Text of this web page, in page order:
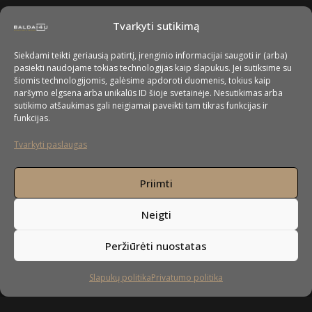
Tvarkyti sutikimą
Siekdami teikti geriausią patirtį, įrenginio informacijai saugoti ir (arba)
pasiekti naudojame tokias technologijas kaip slapukus. Jei sutiksime su
šiomis technologijomis, galėsime apdoroti duomenis, tokius kaip
naršymo elgsena arba unikalūs ID šioje svetainėje. Nesutikimas arba
sutikimo atšaukimas gali neigiamai paveikti tam tikras funkcijas ir
funkcijas.
Tvarkyti paslaugas
Priimti
Neigti
Peržiūrėti nuostatas
Slapukų politikaPrivatumo politika
Sekite mus